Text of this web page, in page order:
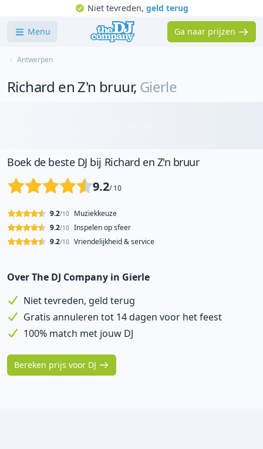
Niet tevreden, geld terug
Menu Ga naar prijzen
Antwerpen
Richard en Z'n bruur, Gierle
Boek de beste DJ bij Richard en Z'n bruur
9.2/ 10
Muziekkeuze
9.2/10
Inspelen op sfeer
9.2/10
Vriendelijkheid & service
9.2/10
Over The DJ Company in Gierle
Niet tevreden, geld terug
Gratis annuleren tot 14 dagen voor het feest
100% match met jouw DJ
Bereken prijs voor DJ